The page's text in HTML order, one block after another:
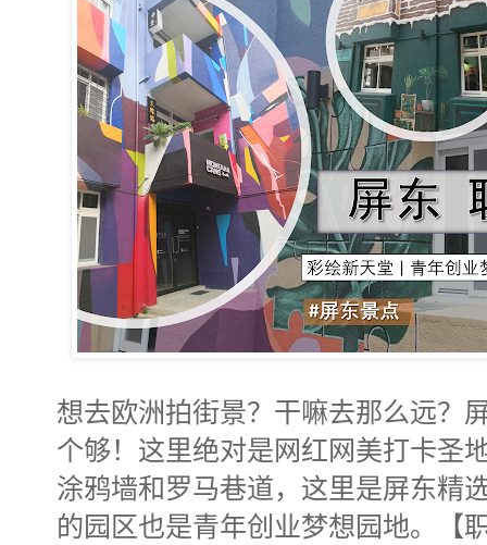
想去欧洲拍街景？干嘛去那么远？
个够！这里绝对是网红网美打卡圣
涂鸦墙和罗马巷道，这里是屏东精
的园区也是青年创业梦想园地。【